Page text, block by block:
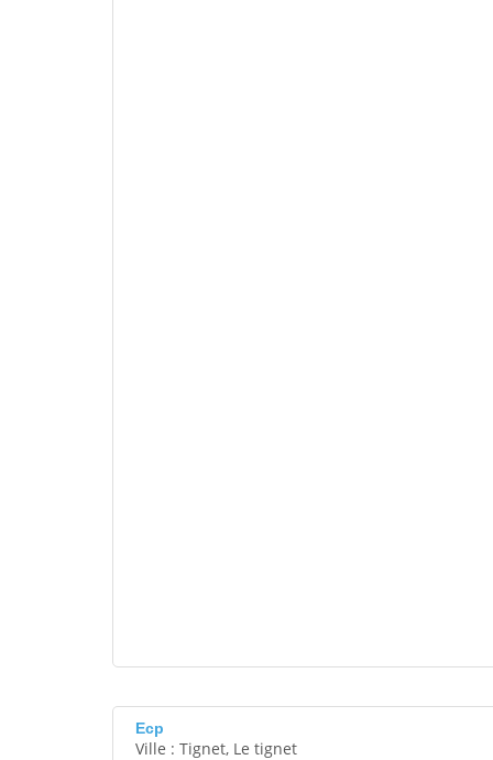
Ecp
Ville : Tignet, Le tignet